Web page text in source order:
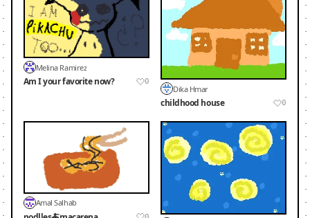
Melina Ramirez
Am I your favorite now? 0
Dika Hmar
childhood house 0
Amal Salhab